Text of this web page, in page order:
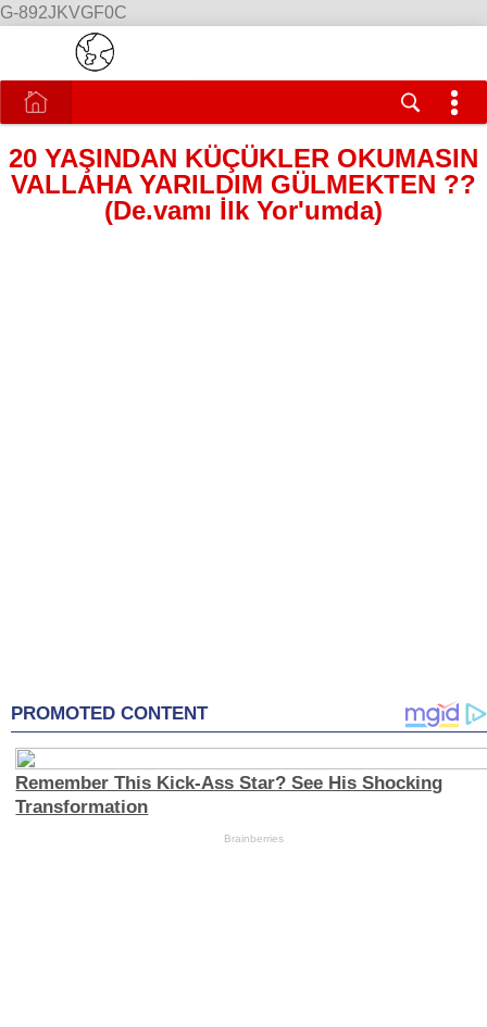
G-892JKVGF0C
20 YAŞINDAN KÜÇÜKLER OKUMASIN
VALLAHA YARILDIM GÜLMEKTEN ??
(De.vamı İlk Yor'umda)